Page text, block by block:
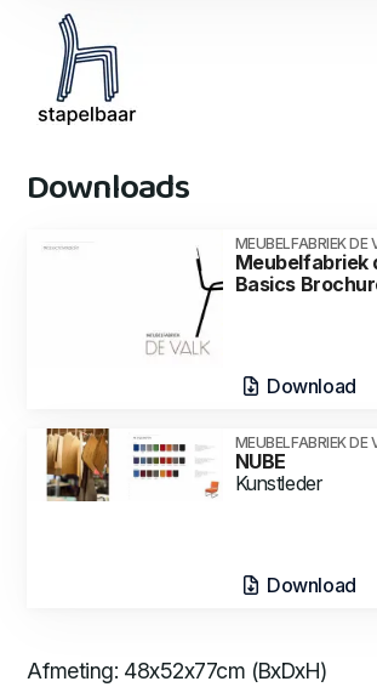
Downloads
MEUBELFABRIEK DE
Meubelfabriek
Basics
Download
MEUBELFABRIEK DE
NUBE
Kunstleder
Download
Afmeting: 48x52x77cm (BxDxH)